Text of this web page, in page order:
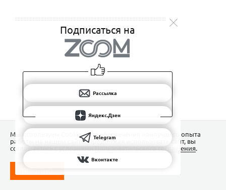
Подписаться на
Рассылка
Яндекс.Дзен
Telegram
Вконтакте
Мы используем Сookies для обеспечения наилучшего опыта
работы на нашем сайте. Продолжая использовать сайт, вы
соглашаетесь с условиямиПользовательского соглашения.
ПОНЯТНО